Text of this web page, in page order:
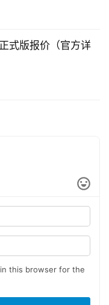
式版报价（官方详
this browser for the